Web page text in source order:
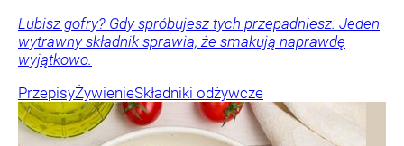
Lubisz gofry? Gdy spróbujesz tych przepadniesz. Jeden
wytrawny składnik sprawia, że smakują naprawdę
wyjątkowo.
PrzepisyŻywienieSkładniki odżywcze